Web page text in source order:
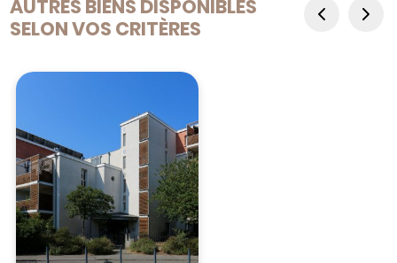
AUTRES BIENS DISPONIBLES
SELON VOS CRITÈRES